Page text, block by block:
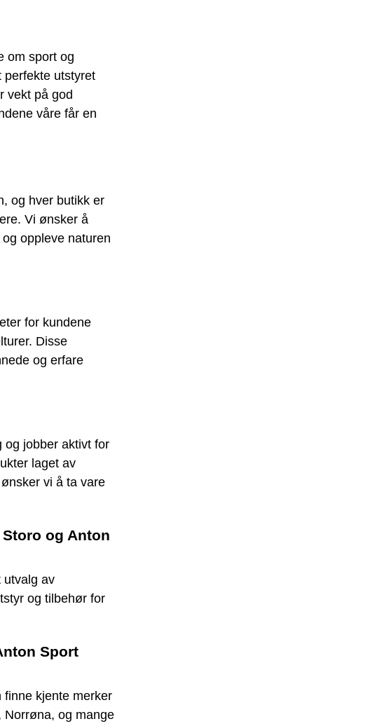
om sport og
perfekte utstyret
vekt på god
våre får en
og hver butikk er
Vi ønsker å
oppleve naturen
for kundene
Disse
og erfare
jobber aktivt for
laget av
vi å ta vare
og Anton
utvalg av
og tilbehør for
Sport
finne kjente merker
Norrøna, og mange